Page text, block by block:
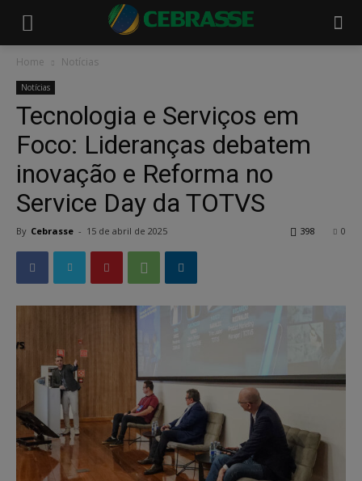
Home Notícias
Notícias
Tecnologia e Serviços em
Foco: Lideranças debatem
inovação e Reforma no
Service Day da TOTVS
By Cebrasse - 15 de abril de 2025 0
398